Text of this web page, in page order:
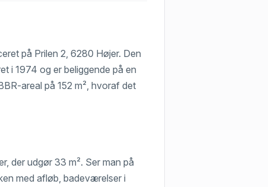
på Prilen 2, 6280 Højer. Den
i 1974 og er beliggende på en
areal på 152 m², hvoraf det
der udgør 33 m². Ser man på
med afløb, badeværelser i